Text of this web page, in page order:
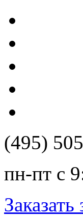
(495)
пн-пт с
Заказать